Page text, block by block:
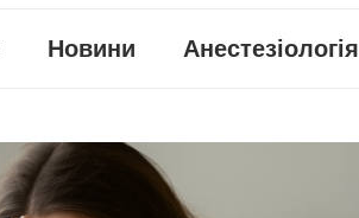
Новини Анестезіологія